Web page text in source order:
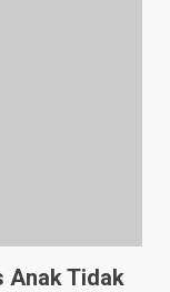
Anak Tidak